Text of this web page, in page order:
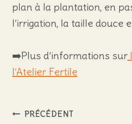
plan à la plantation, en
l’irrigation, la taille douce
➡️Plus d’informations sur
l’Atelier Fertile
Navigation
PRÉCÉDENT